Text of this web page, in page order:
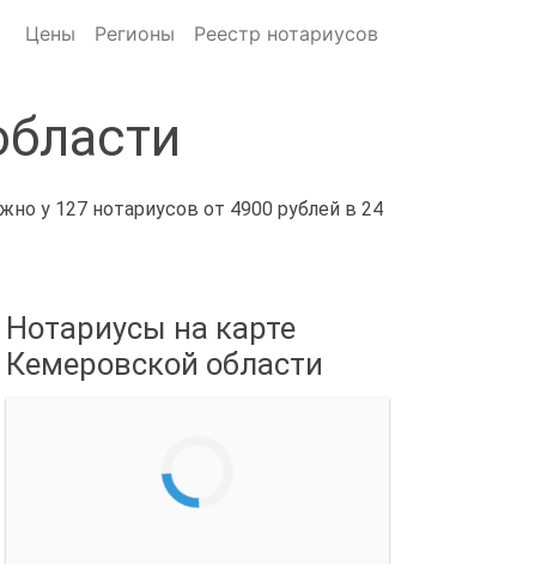
Цены Регионы Реестр нотариусов
у 127 нотариусов от 4900 рублей в 24
Нотариусы на карте
Кемеровской области